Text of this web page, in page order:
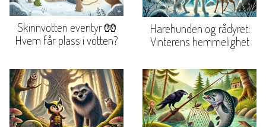
Skinnvotten eventyr 🧤
Hvem får plass i votten?
Harehunden og rådyret:
Vinterens hemmelighet